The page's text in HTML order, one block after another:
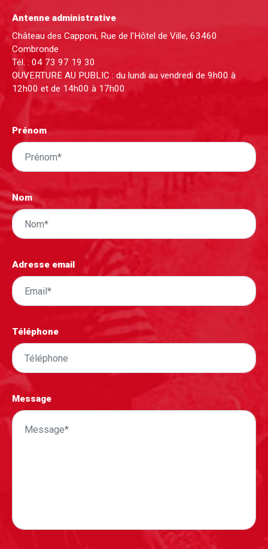
Antenne administrative
Château des Capponi, Rue de l'Hôtel de Ville, 63460
Combronde
Tél. : 04 73 97 19 30
OUVERTURE AU PUBLIC : du lundi au vendredi de 9h00 à
12h00 et de 14h00 à 17h00
Prénom
Nom
Adresse email
Téléphone
Message